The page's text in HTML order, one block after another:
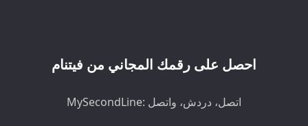
احصل على رقمك المجاني من فيتنام
MySecondLine: اتصل، دردش، واتصل